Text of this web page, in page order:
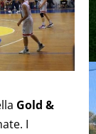
Gold &
I